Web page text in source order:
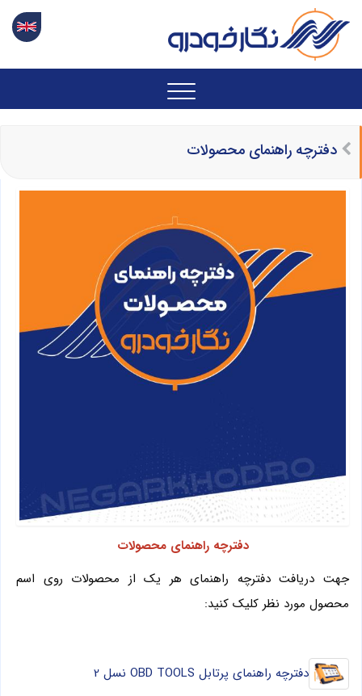
دفترچه راهنمای محصولات
دفترچه راهنمای محصولات
جهت دریافت دفترچه راهنمای هر یک از محصولات روی اسم
محصول مورد نظر کلیک کنید:
دفترچه راهنمای پرتابل OBD TOOLS نسل 2